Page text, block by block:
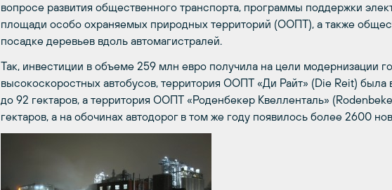
вопросе развития общественного транспорта, программы поддержки
площади особо охраняемых природных территорий (ООПТ), а также
посадке деревьев вдоль автомагистралей.
Так, инвестиции в объеме 259 млн евро получила на цели модернизации
высокоскоростных автобусов, территория ООПТ «Ди Райт» (Die Reit) была
до 92 гектаров, а территория ООПТ «Роденбекер Квелленталь»
гектаров, а на обочинах автодорог в том же году появилось более 2600